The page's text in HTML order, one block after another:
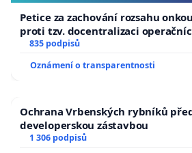
Petice za zachování rozsahu
proti tzv. docentralizaci
835 podpisů
Oznámení o transparentnosti
Ochrana Vrbenských rybníků
developerskou zástavbou
1 306 podpisů